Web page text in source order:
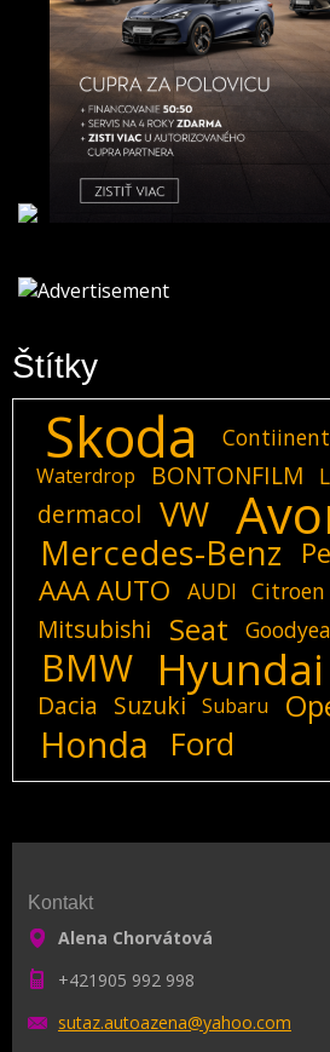
Štítky
Skoda
Waterdrop BONTONFILM
dermacol
VW
Mercedes-Benz
AAA AUTO
AUDI Citroen
Mitsubishi Seat
BMW Hyundai
Dacia Suzuki Subaru
Honda Ford
Kontakt
Alena Chorvátová
+421905 992 998
sutaz.autoazena@yahoo.com